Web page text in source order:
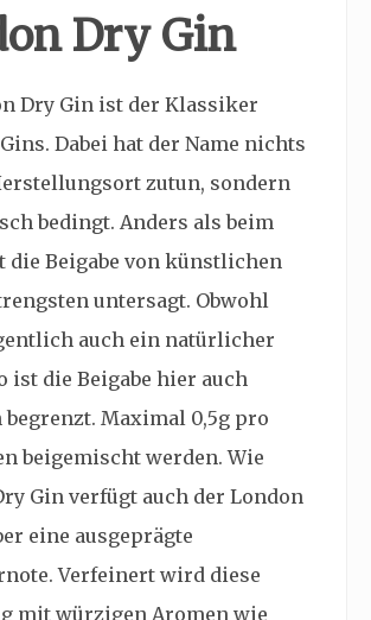
Dry Gin
Dry Gin ist der Klassiker
Dabei hat der Name nichts
zutun, sondern
bedingt. Anders als beim
die Beigabe von künstlichen
untersagt. Obwohl
auch ein natürlicher
ist die Beigabe hier auch
Maximal 0,5g pro
beigemischt werden. Wie
Gin verfügt auch der London
eine ausgeprägte
Verfeinert wird diese
mit würzigen Aromen wie